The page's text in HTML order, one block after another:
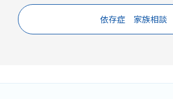
依存症 家族相談